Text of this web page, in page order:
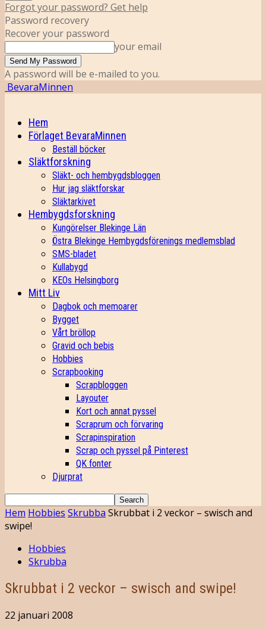
Forgot your password? Get help
Password recovery
Recover your password
your email
A password will be e-mailed to you.
BevaraMinnen
Hem
Förlaget BevaraMinnen
Beställ böcker
Släktforskning
Släkt- och hembygdsbloggen
Hur jag släktforskar
Släktarkivet
Hembygdsforskning
Kungörelser Blekinge Län
Östra Blekinge Hembygdsförenings medlemsblad
SMS-bladet
Kullabygd
KEOs Helsingborg
Mitt Liv
Dagbok och memoarer
Bygget
Vårt bröllop
Gravid och bebis
Hobbies
Scrapbooking
Scrapbloggen
Layouter
Kort och annat pyssel
Scraprum och förvaring
Scrapinspiration
Scrap och pyssel på Pinterest
QK fonter
Djurprat
Hem Hobbies Skrubba Skrubbat i 2 veckor – swisch and
swipe!
Hobbies
Skrubba
Skrubbat i 2 veckor – swisch and swipe!
22 januari 2008